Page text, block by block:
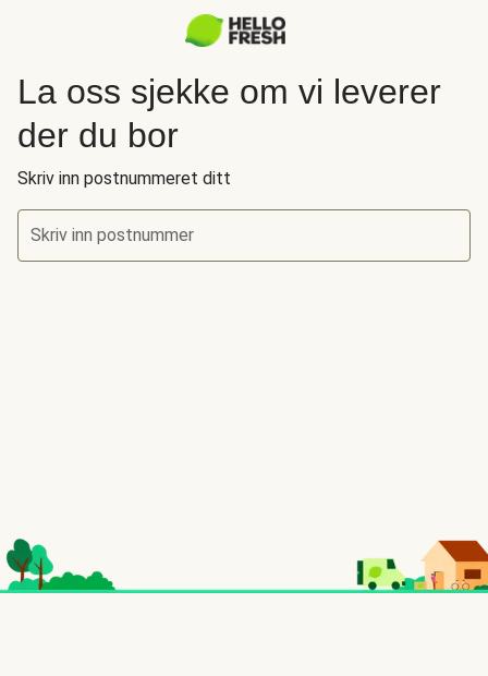
La oss sjekke om vi leverer
der du bor
Skriv inn postnummeret ditt
Skriv inn postnummer